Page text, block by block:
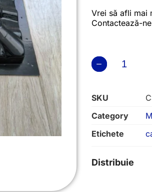
Vrei să afli mai
Contactează-
SKU
Category
Etichete
Distribuie